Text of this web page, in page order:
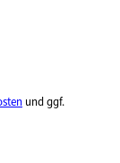
und ggf.